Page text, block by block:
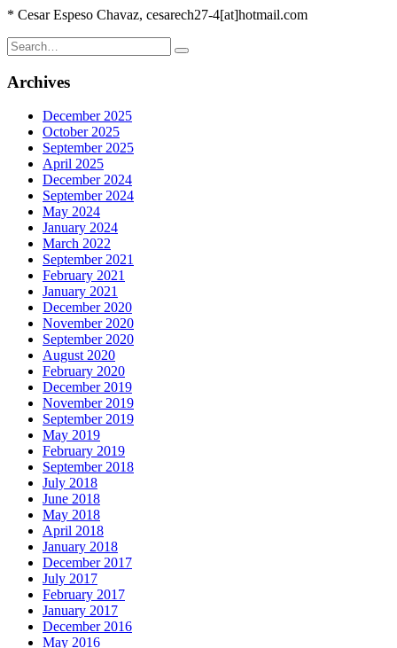
* Cesar Espeso Chavaz, cesarech27-4[at]hotmail.com
Search
for:
Archives
December 2025
October 2025
September 2025
April 2025
December 2024
September 2024
May 2024
January 2024
March 2022
September 2021
February 2021
January 2021
December 2020
November 2020
September 2020
August 2020
February 2020
December 2019
November 2019
September 2019
May 2019
February 2019
September 2018
July 2018
June 2018
May 2018
April 2018
January 2018
December 2017
July 2017
February 2017
January 2017
December 2016
May 2016